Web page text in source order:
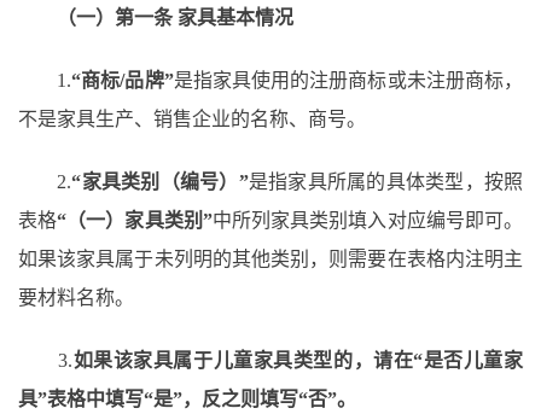
（一）第一条 家具基本情况
1.“商标/品牌”是指家具使用的注册商标或未注册商标，
不是家具生产、销售企业的名称、商号。
2.“家具类别（编号）”是指家具所属的具体类型，按照
表格“（一）家具类别”中所列家具类别填入对应编号即可。
如果该家具属于未列明的其他类别，则需要在表格内注明主
要材料名称。
3.如果该家具属于儿童家具类型的，请在“是否儿童家
具”表格中填写“是”，反之则填写“否”。